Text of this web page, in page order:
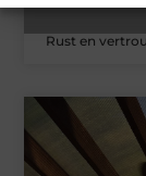
Rust en